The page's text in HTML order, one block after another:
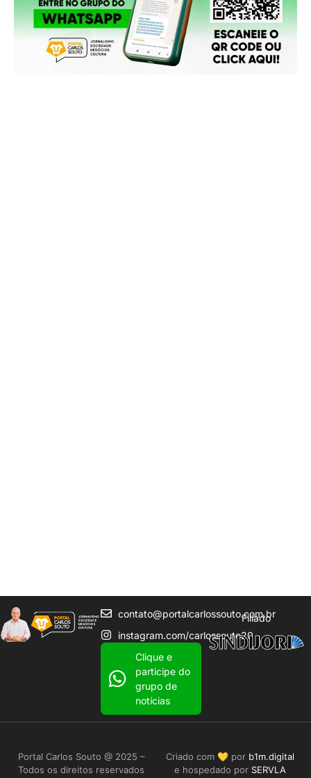
contato@portalcarlossouto.com.br
instagram.com/carlossouto20
Clique e
participe do
grupo de
notícias
Filiado
Portal Carlos Souto @ 2025 –
Todos os direitos reservados
Criado com 💛 por b1m.digital
e hospedado por SERVLA